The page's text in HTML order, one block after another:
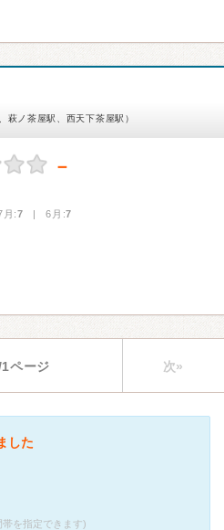
萩ノ茶屋駅、西天下茶屋駅）
－
:7 | 6月:7
ページ 次»
した
を指定できます)